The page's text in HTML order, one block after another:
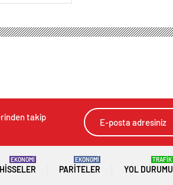
takip
HISSELER
EKONOMİ
PARITELER
EKONOMİ
YOL DURUMU
TRAFİK